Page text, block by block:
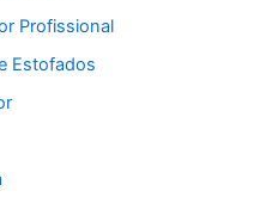
Profissional
Estofados